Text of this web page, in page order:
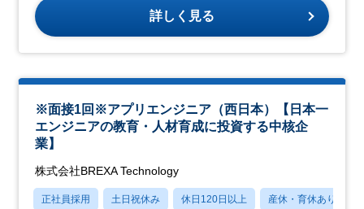
詳しく見る
※面接1回※アプリエンジニア（西日本）【日本一
エンジニアの教育・人材育成に投資する中核企
業】
株式会社BREXA Technology
正社員採用 土日祝休み 休日120日以上 産休・育休あり